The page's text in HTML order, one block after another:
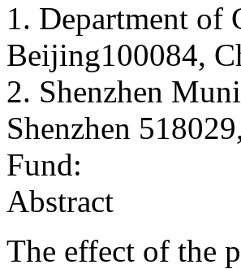
1. Department of
Beijing100084,
2. Shenzhen
Shenzhen
Fund:
Abstract
The effect of the